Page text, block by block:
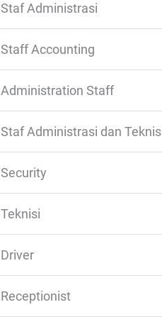
Staf Administrasi
Staff Accounting
Administration Staff
Staf Administrasi dan Teknis
Security
Teknisi
Driver
Receptionist